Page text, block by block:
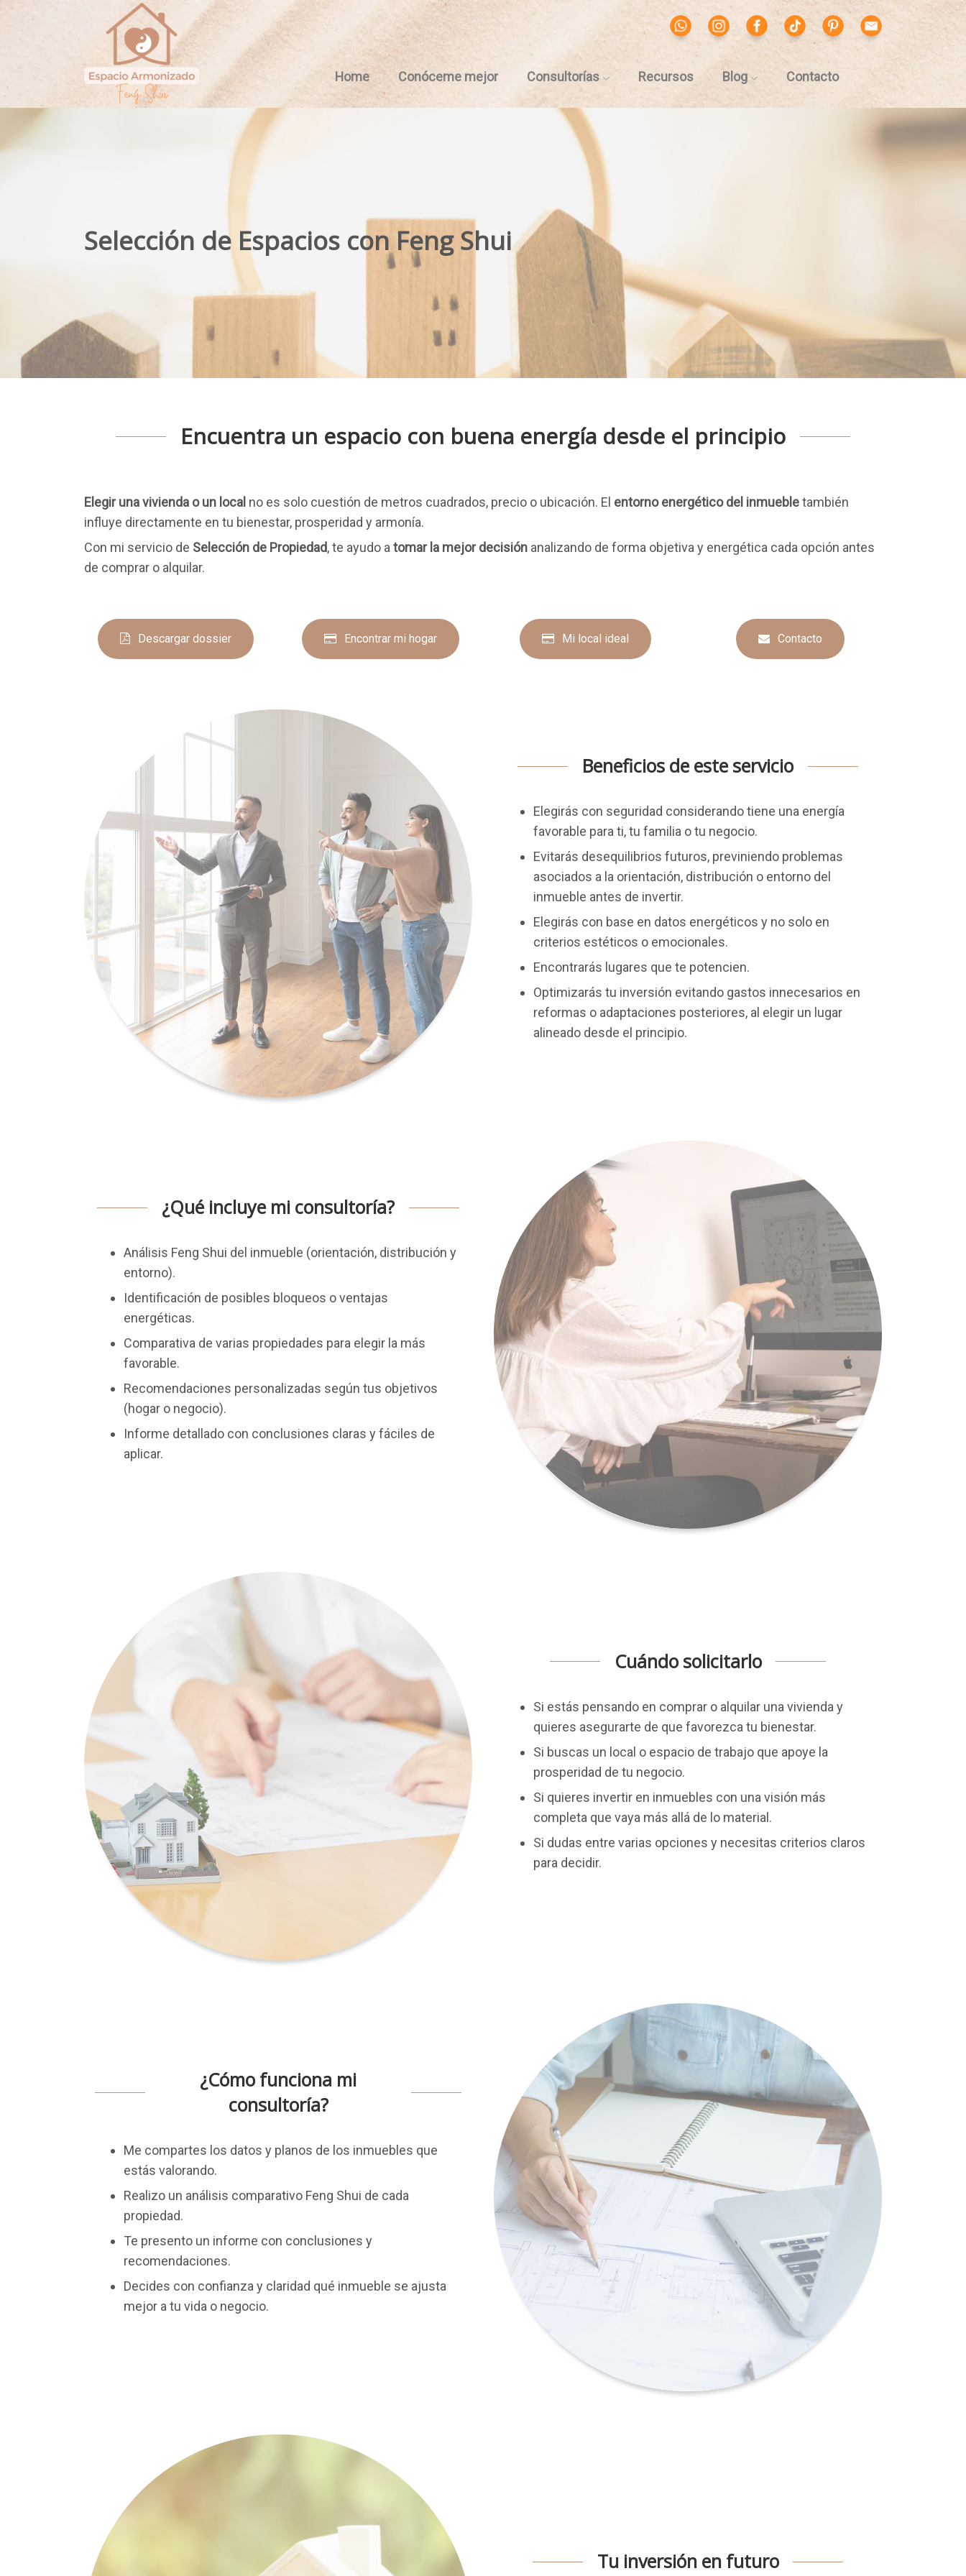
Home Conóceme mejor Consultorías Recursos Blog Contacto
Selección de Espacios con Feng Shui
Encuentra un espacio con buena energía desde el principio
Elegir una vivienda o un local no es solo cuestión de metros cuadrados, precio o ubicación. El entorno energético del inmuebletambién
influye directamente en tu bienestar, prosperidad y armonía.
Con mi servicio de Selección de Propiedad, te ayudo a tomar la mejor decisión analizando de forma objetiva y energética cada opción antes
de comprar o alquilar.
Descargar dossier Encontrar mi hogar Mi local ideal Contacto
Beneficios de este servicio
Elegirás con seguridad considerando tiene una energía
favorable para ti, tu familia o tu negocio.
Evitarás desequilibrios futuros, previniendo problemas
asociados a la orientación, distribución o entorno del
inmueble antes de invertir.
Elegirás con base en datos energéticos y no solo en
criterios estéticos o emocionales.
Encontrarás lugares que te potencien.
Optimizarás tu inversión evitando gastos innecesarios en
reformas o adaptaciones posteriores, al elegir un lugar
alineado desde el principio.
¿Qué incluye mi consultoría?
Análisis Feng Shui del inmueble (orientación, distribución y
entorno).
Identificación de posibles bloqueos o ventajas
energéticas.
Comparativa de varias propiedades para elegir la más
favorable.
Recomendaciones personalizadas según tus objetivos
(hogar o negocio).
Informe detallado con conclusiones claras y fáciles de
aplicar.
Cuándo solicitarlo
Si estás pensando en comprar o alquilar una vivienda y
quieres asegurarte de que favorezca tu bienestar.
Si buscas un local o espacio de trabajo que apoye la
prosperidad de tu negocio.
Si quieres invertir en inmuebles con una visión más
completa que vaya más allá de lo material.
Si dudas entre varias opciones y necesitas criterios claros
para decidir.
¿Cómo funciona mi
consultoría?
Me compartes los datos y planos de los inmuebles que
estás valorando.
Realizo un análisis comparativo Feng Shui de cada
propiedad.
Te presento un informe con conclusiones y
recomendaciones.
Decides con confianza y claridad qué inmueble se ajusta
mejor a tu vida o negocio.
Tu inversión en futuro